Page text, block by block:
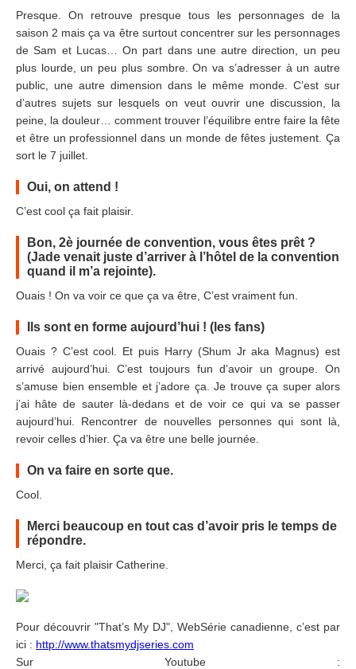
Presque. On retrouve presque tous les personnages de la
saison 2 mais ça va être surtout concentrer sur les personnages
de Sam et Lucas… On part dans une autre direction, un peu
plus lourde, un peu plus sombre. On va s’adresser à un autre
public, une autre dimension dans le même monde. C’est sur
d’autres sujets sur lesquels on veut ouvrir une discussion, la
peine, la douleur… comment trouver l’équilibre entre faire la fête
et être un professionnel dans un monde de fêtes justement. Ça
sort le 7 juillet.
Oui, on attend !
C’est cool ça fait plaisir.
Bon, 2è journée de convention, vous êtes prêt ?
(Jade venait juste d’arriver à l’hôtel de la convention
quand il m’a rejointe).
Ouais ! On va voir ce que ça va être, C’est vraiment fun.
Ils sont en forme aujourd’hui ! (les fans)
Ouais ? C’est cool. Et puis Harry (Shum Jr aka Magnus) est
arrivé aujourd’hui. C’est toujours fun d’avoir un groupe. On
s’amuse bien ensemble et j’adore ça. Je trouve ça super alors
j’ai hâte de sauter là-dedans et de voir ce qui va se passer
aujourd’hui. Rencontrer de nouvelles personnes qui sont là,
revoir celles d’hier. Ça va être une belle journée.
On va faire en sorte que.
Cool.
Merci beaucoup en tout cas d’avoir pris le temps de
répondre.
Merci, ça fait plaisir Catherine.
Pour découvrir "That’s My DJ", WebSérie canadienne, c’est par
ici : http://www.thatsmydjseries.com
Sur Youtube :